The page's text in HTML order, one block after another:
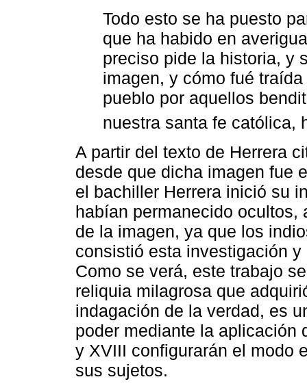
Todo esto se ha puesto
que ha habido en
preciso pide la historia, y
imagen, y cómo fué
pueblo por aquellos
nuestra santa fe católica,
A partir del texto de Herrera
desde que dicha imagen fue
el bachiller Herrera inició su
habían permanecido
de la imagen, ya que los
consistió esta investigación
Como se verá, este trabajo
reliquia milagrosa que
indagación de la verdad, es
poder mediante la aplicación
y XVIII configurarán el modo
sus sujetos.